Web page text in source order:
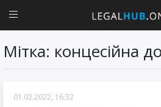
Мітка: концесійна
01.02.2022, 16:32